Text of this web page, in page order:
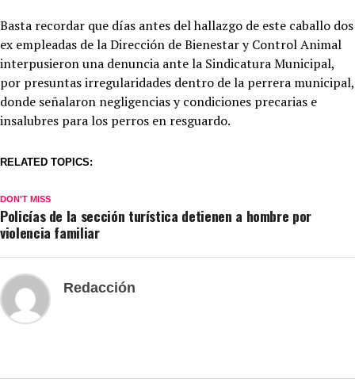
Basta recordar que días antes del hallazgo de este caballo dos
ex empleadas de la Dirección de Bienestar y Control Animal
interpusieron una denuncia ante la Sindicatura Municipal,
por presuntas irregularidades dentro de la perrera municipal,
donde señalaron negligencias y condiciones precarias e
insalubres para los perros en resguardo.
RELATED TOPICS:
DON'T MISS
Policías de la sección turística detienen a hombre por
violencia familiar
Redacción